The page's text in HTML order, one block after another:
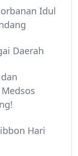
Idul
Daerah
Hari